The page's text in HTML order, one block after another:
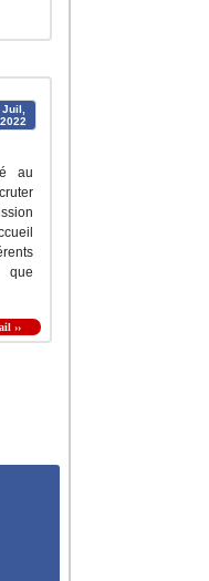
Juil,
2022
au
››